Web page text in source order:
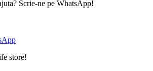
Scrie-ne pe WhatsApp!
store!